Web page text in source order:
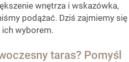
wnętrza i wskazówka,
podążać. Dziś zajmiemy się
ich wyborem.
taras? Pomyśl